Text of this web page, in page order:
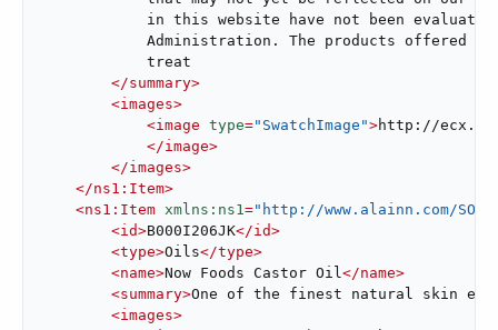
in this website have not been
Administration. The products offered
            treat
</summary>
<images>
<image type="SwatchImage">http://
</image>
</images>
</ns1:Item>
<ns1:Item xmlns:ns1="http://www.alainn.com/
<id>B000I206JK</id>
<type>Oils</type>
<name>Now Foods Castor Oil</name>
<summary>One of the finest natural skin
<images>